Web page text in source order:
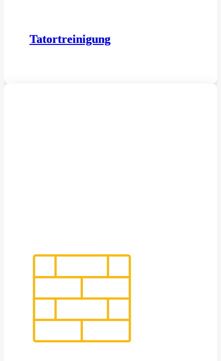
Tatortreinigung